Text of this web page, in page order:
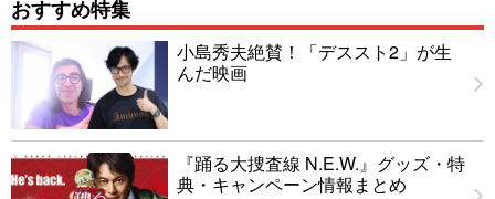
おすすめ特集
小島秀夫絶賛！「デススト2」が生
んだ映画
『踊る大捜査線 N.E.W.』グッズ・特
典・キャンペーン情報まとめ